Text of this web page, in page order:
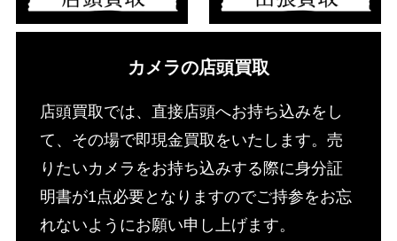
カメラの店頭買取
店頭買取では、直接店頭へお持ち込みをし
て、その場で即現金買取をいたします。売
りたいカメラをお持ち込みする際に身分証
明書が1点必要となりますのでご持参をお忘
れないようにお願い申し上げます。